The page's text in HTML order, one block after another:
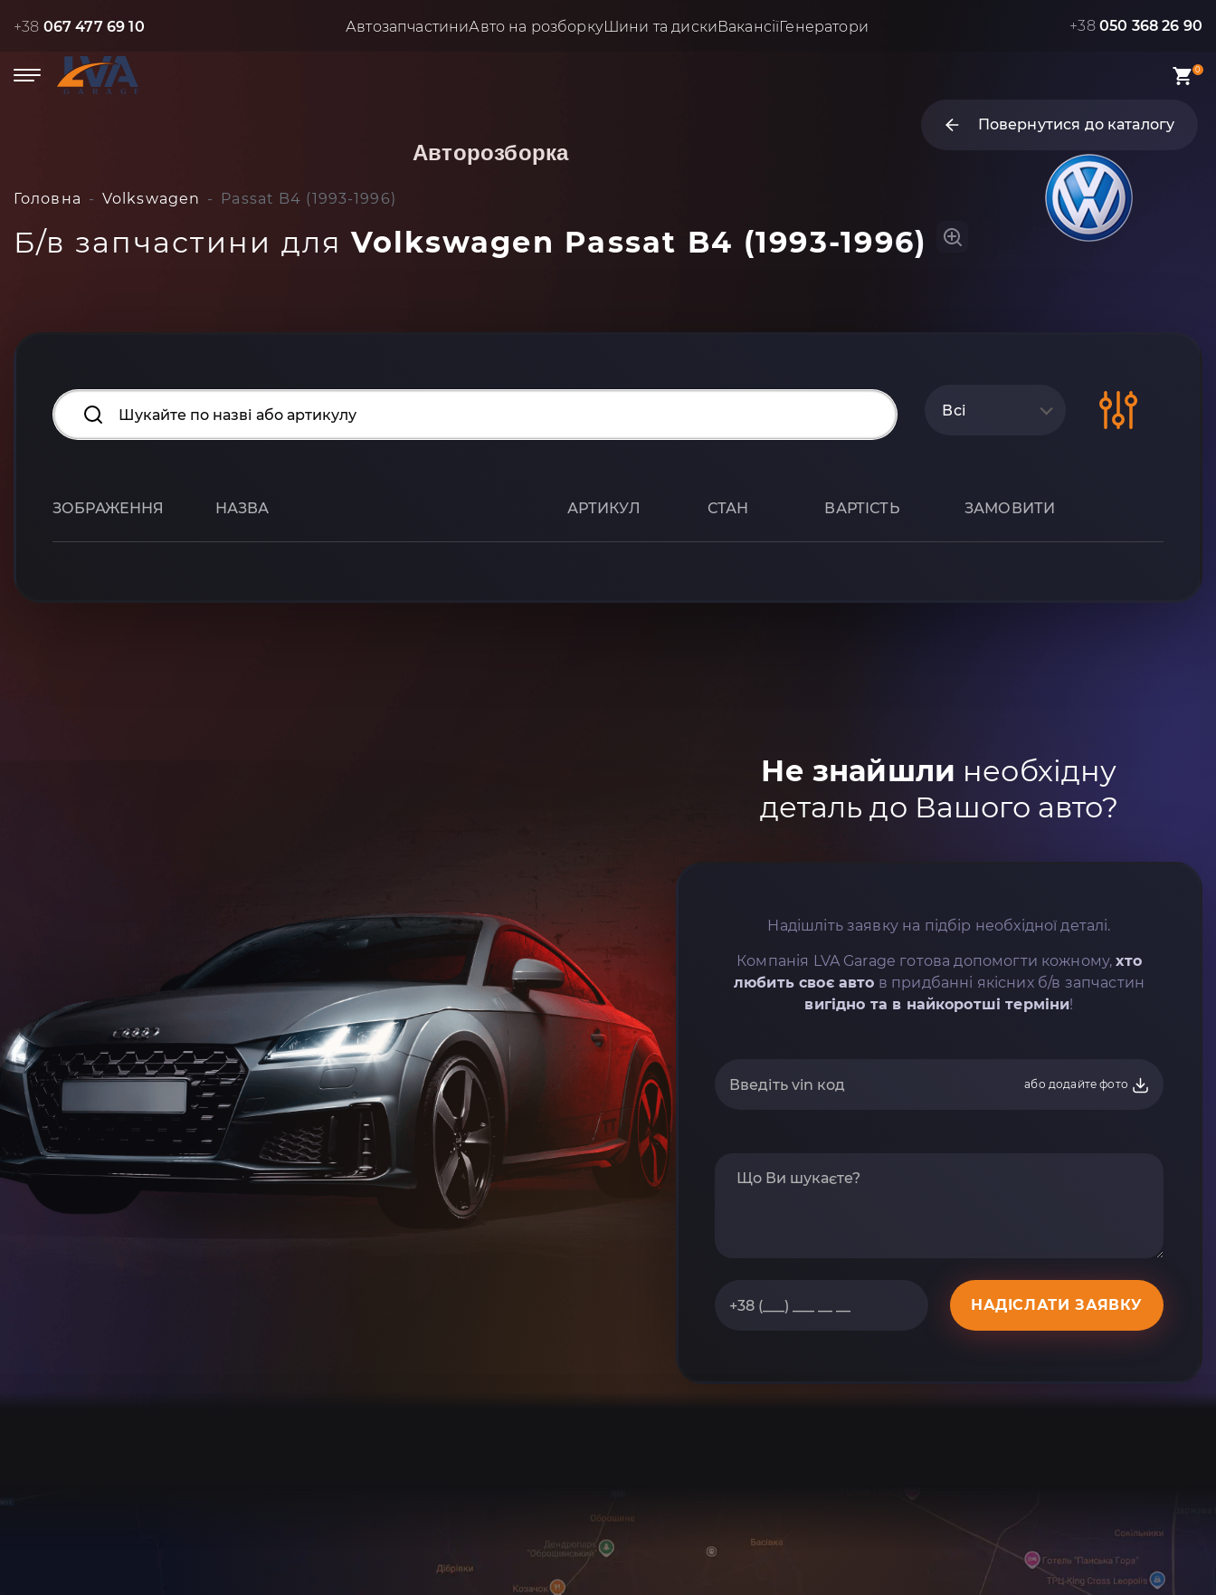
+38 067 477 69 10 АвтозапчастиниАвто на розборкуШини та дискиВакансіїГенератори +38 050 368 26 90
0
Повернутися до каталогу
Авторозборка
Головна Volkswagen Passat B4 (1993-1996)
Б/в запчастини для Volkswagen Passat B4 (1993-1996)
Всі
ЗОБРАЖЕННЯ НАЗВА АРТИКУЛ СТАН ВАРТІСТЬ ЗАМОВИТИ
Не знайшли необхідну
деталь до Вашого авто?
Надішліть заявку на підбір необхідної деталі.
Компанія LVA Garage готова допомогти кожному,хто
любить своє авто в придбанні якісних б/в запчастин
вигідно та в найкоротші терміни!
або додайте фото
НАДІСЛАТИ ЗАЯВКУ